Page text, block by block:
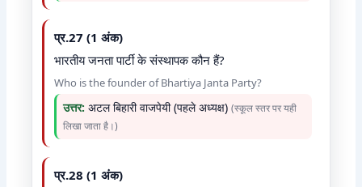
प्र.27 (1 अंक)
भारतीय जनता पार्टी के संस्थापक कौन हैं?
Who is the founder of Bhartiya Janta Party?
उत्तर: अटल बिहारी वाजपेयी (पहले अध्यक्ष)(स्कूल स्तर पर यही
लिखा जाता है।)
प्र.28 (1 अंक)